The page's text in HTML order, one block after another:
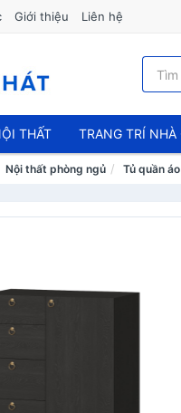
Giới thiệu Liên hệ
THẤT TRANG TRÍ NHÀ
Nội thất phòng ngủ Tủ quần áo